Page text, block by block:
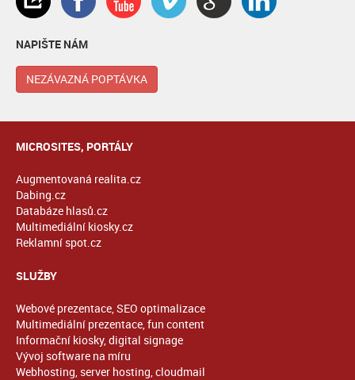
NAPIŠTE NÁM
NEZÁVAZNÁ POPTÁVKA
MICROSITES, PORTÁLY
Augmentovaná realita.cz
Dabing.cz
Databáze hlasů.cz
Multimediální kiosky.cz
Reklamní spot.cz
SLUŽBY
Webové prezentace, SEO optimalizace
Multimediální prezentace, fun content
Informační kiosky, digital signage
Vývoj software na míru
Webhosting, server hosting, cloudmail